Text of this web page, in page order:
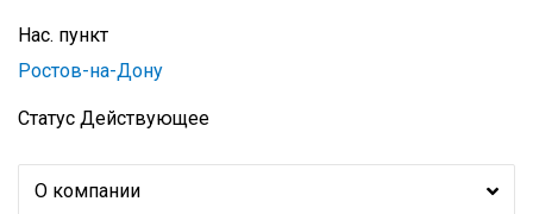
Нас. пункт
Ростов-на-Дону
Статус Действующее
О компании